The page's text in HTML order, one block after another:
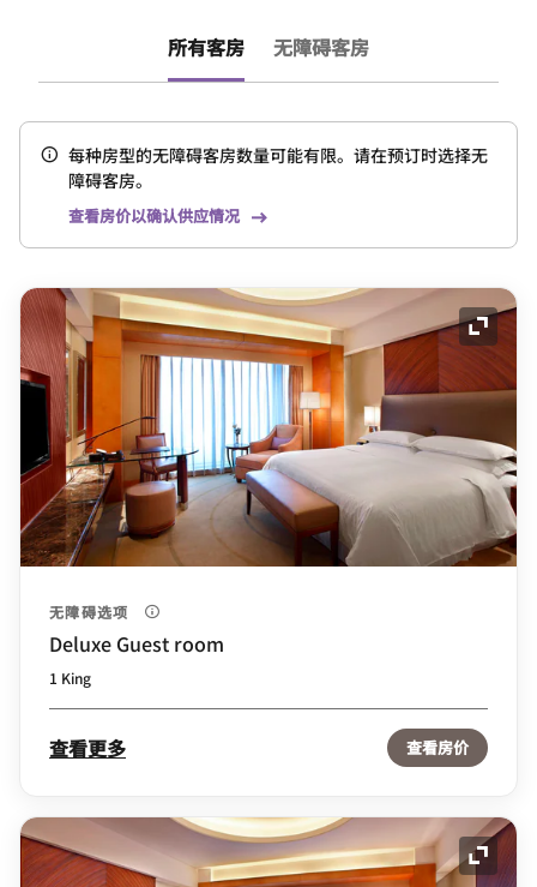
所有客房 无障碍客房
每种房型的无障碍客房数量可能有限。请在预订时选择无
障碍客房。
查看房价以确认供应情况
展开
无障碍选项
Deluxe Guest room
1 King
查看更多 查看房价
展开